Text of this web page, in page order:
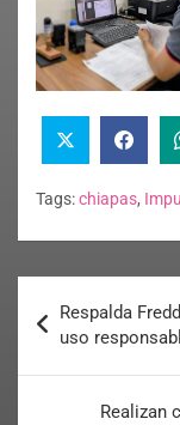
Tags:chiapas,
Respalda
uso
Realizan